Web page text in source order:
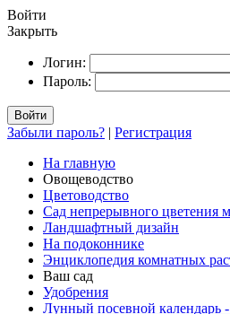
Войти
Закрыть
Логин:
Пароль:
Войти
Забыли пароль? | Регистрация
На главную
Овощеводство
Цветоводство
Сад непрерывного цветения
Ландшафтный дизайн
На подоконнике
Энциклопедия комнатных
Ваш сад
Удобрения
Лунный посевной календарь